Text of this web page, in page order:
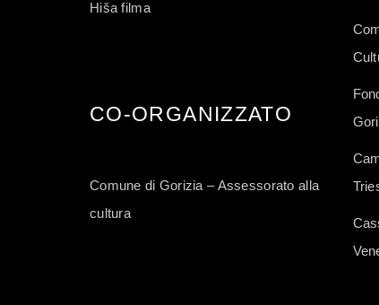
Hiša filma
CO-ORGANIZZATO
Comune di Gorizia – Assessorato alla
cultura